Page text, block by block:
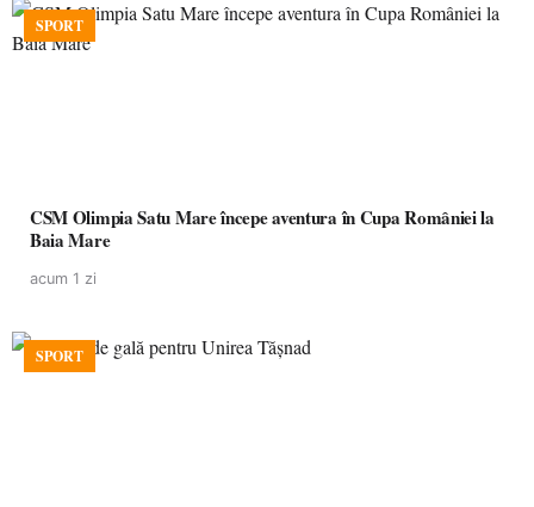
SPORT
CSM Olimpia Satu Mare începe aventura în Cupa României la
Baia Mare
acum 1 zi
SPORT